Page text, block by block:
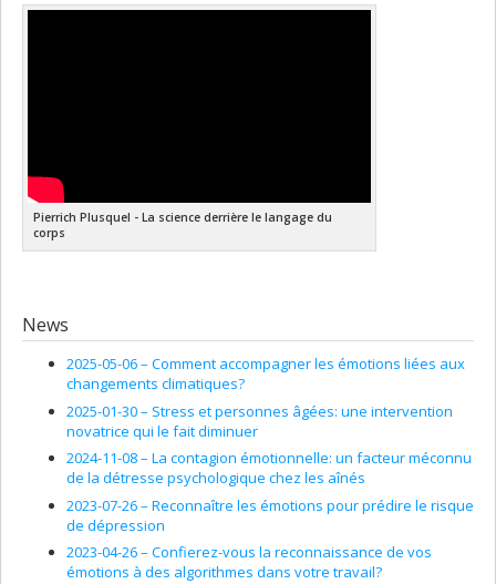
Pierrich Plusquel - La science derrière le langage du
corps
News
2025-05-06 – Comment accompagner les émotions liées aux
changements climatiques?
2025-01-30 – Stress et personnes âgées: une intervention
novatrice qui le fait diminuer
2024-11-08 – La contagion émotionnelle: un facteur méconnu
de la détresse psychologique chez les aînés
2023-07-26 – Reconnaître les émotions pour prédire le risque
de dépression
2023-04-26 – Confierez-vous la reconnaissance de vos
émotions à des algorithmes dans votre travail?